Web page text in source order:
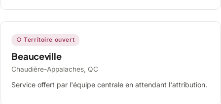
○ Territoire ouvert
Beauceville
Chaudière-Appalaches, QC
Service offert par l'équipe centrale en attendant l'attribution.